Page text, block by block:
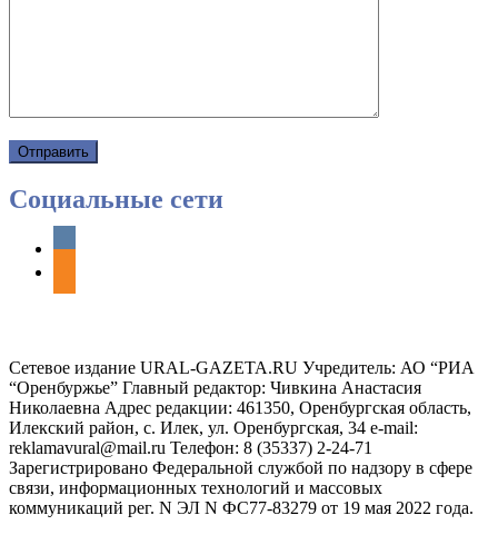
Социальные сети
vkontakte
Сетевое издание URAL-GAZETA.RU Учредитель: АО “РИА
“Оренбуржье” Главный редактор: Чивкина Анастасия
Николаевна Адрес редакции: 461350, Оренбургская область,
Илекский район, с. Илек, ул. Оренбургская, 34 e-mail:
reklamavural@mail.ru Телефон: 8 (35337) 2-24-71
Зарегистрировано Федеральной службой по надзору в сфере
связи, информационных технологий и массовых
коммуникаций рег. N ЭЛ N ФС77-83279 от 19 мая 2022 года.